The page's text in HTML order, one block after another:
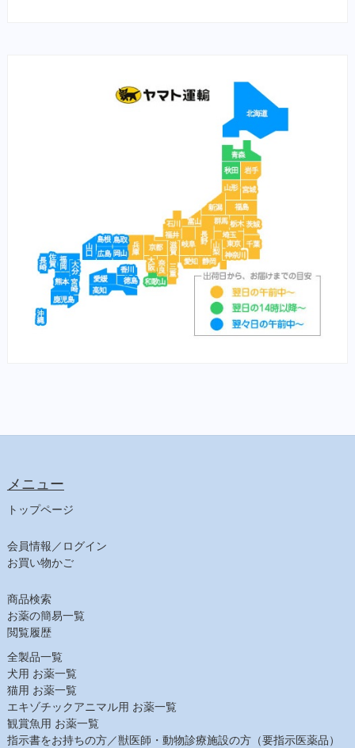
メニュー
トップページ
会員情報／ログイン
お買い物かご
商品検索
お薬の簡易一覧
閲覧履歴
全製品一覧
犬用 お薬一覧
猫用 お薬一覧
エキゾチックアニマル用 お薬一覧
観賞魚用 お薬一覧
指示書をお持ちの方／獣医師・動物診療施設の方（要指示医薬品）